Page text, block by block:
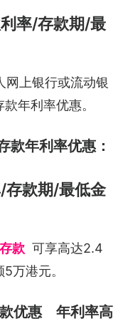
率/存款期/最
网上银行或流动银
年利率优惠。
款年利率优惠：
存款期/最低金
款 可享高达2.4
万港元。
优惠 年利率高